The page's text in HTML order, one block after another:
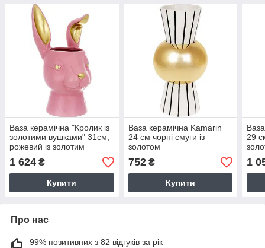
Ваза керамічна "Кролик із
золотими вушками" 31см,
рожевий із золотим
1 624 ₴
Купити
Ваза керамічна Kamarin
24 см чорні смуги із
золотом
752₴
Купити
29
1
Про нас
99% позитивних з 82 відгуків за рік